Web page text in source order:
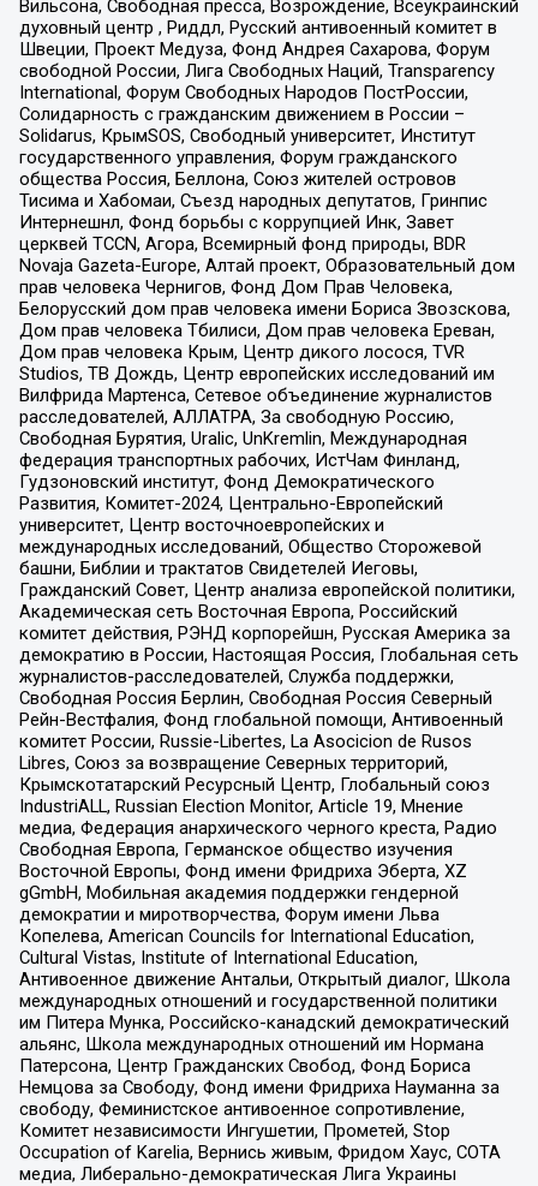
Вильсона, Свободная пресса, Возрождение, Всеукраинский
духовный центр , Риддл, Русский антивоенный комитет в
Швеции, Проект Медуза, Фонд Андрея Сахарова, Форум
свободной России, Лига Свободных Наций, Transparеncy
International, Форум Свободных Народов ПостРоссии,
Солидарность с гражданским движением в России –
Solidarus, КрымSOS, Свободный университет, Институт
государственного управления, Форум гражданского
общества Россия, Беллона, Союз жителей островов
Тисима и Хабомаи, Съезд народных депутатов, Гринпис
Интернешнл, Фонд борьбы с коррупцией Инк, Завет
церквей TCCN, Агора, Всемирный фонд природы, BDR
Novaja Gazeta-Europe, Алтай проект, Образовательный дом
прав человека Чернигов, Фонд Дом Прав Человека,
Белорусский дом прав человека имени Бориса Звозскова,
Дом прав человека Тбилиси, Дом прав человека Ереван,
Дом прав человека Крым, Центр дикого лосося, TVR
Studios, ТВ Дождь, Центр европейских исследований им
Вилфрида Мартенса, Сетевое объединение журналистов
расследователей, АЛЛАТРА, За свободную Россию,
Свободная Бурятия, Uralic, UnKremlin, Международная
федерация транспортных рабочих, ИстЧам Финланд,
Гудзоновский институт, Фонд Демократического
Развития, Комитет-2024, Центрально-Европейский
университет, Центр восточноевропейских и
международных исследований, Общество Сторожевой
башни, Библии и трактатов Свидетелей Иеговы,
Гражданский Совет, Центр анализа европейской политики,
Академическая сеть Восточная Европа, Российский
комитет действия, РЭНД корпорейшн, Русская Америка за
демократию в России, Настоящая Россия, Глобальная сеть
журналистов-расследователей, Служба поддержки,
Свободная Россия Берлин, Свободная Россия Северный
Рейн-Вестфалия, Фонд глобальной помощи, Антивоенный
комитет России, Russie-Libertes, La Asocicion de Rusos
Libres, Союз за возвращение Северных территорий,
Крымскотатарский Ресурсный Центр, Глобальный союз
IndustriALL, Russian Election Monitor, Article 19, Мнение
медиа, Федерация анархического черного креста, Радио
Свободная Европа, Германское общество изучения
Восточной Европы, Фонд имени Фридриха Эберта, XZ
gGmbH, Мобильная академия поддержки гендерной
демократии и миротворчества, Форум имени Льва
Копелева, American Councils for International Education,
Cultural Vistas, Institute of International Education,
Антивоенное движение Антальи, Открытый диалог, Школа
международных отношений и государственной политики
им Питера Мунка, Российско-канадский демократический
альянс, Школа международных отношений им Нормана
Патерсона, Центр Гражданских Свобод, Фонд Бориса
Немцова за Свободу, Фонд имени Фридриха Науманна за
свободу, Феминистское антивоенное сопротивление,
Комитет независимости Ингушетии, Прометей, Stop
Occupation of Karelia, Вернись живым, Фридом Хаус, СОТА
медиа, Либерально-демократическая Лига Украины